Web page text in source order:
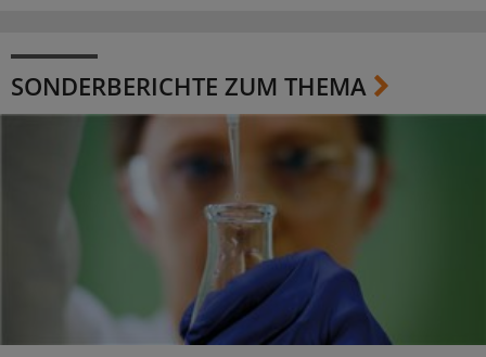
SONDERBERICHTE ZUM THEMA